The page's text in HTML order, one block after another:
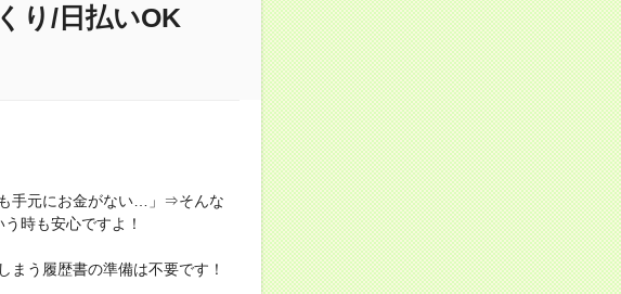
り/日払いOK
も手元にお金がない…」⇒そんな
時も安心ですよ！
まう履歴書の準備は不要です！